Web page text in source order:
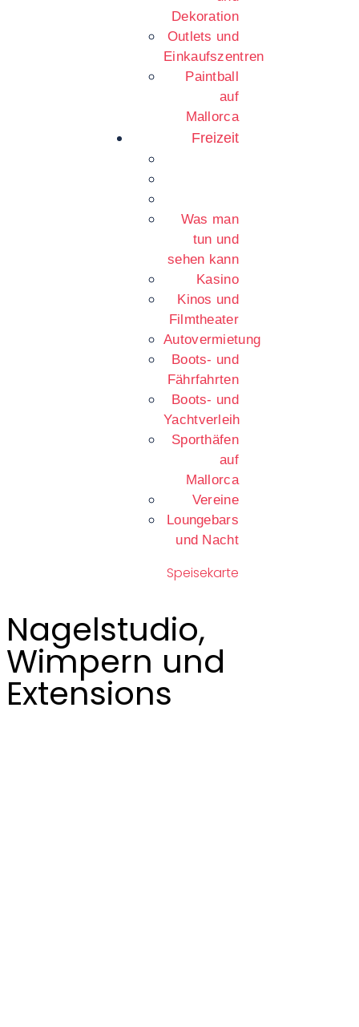
Dekoration
Outlets und
Einkaufszentren
Paintball
auf
Mallorca
Freizeit
Was man
tun und
sehen kann
Kasino
Kinos und
Filmtheater
Autovermietung
Boots- und
Fährfahrten
Boots- und
Yachtverleih
Sporthäfen
auf
Mallorca
Vereine
Loungebars
und Nacht
Speisekarte
Nagelstudio,
Wimpern und
Extensions